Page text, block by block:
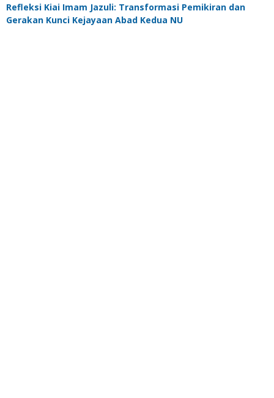
Refleksi Kiai Imam Jazuli: Transformasi Pemikiran dan
Gerakan Kunci Kejayaan Abad Kedua NU